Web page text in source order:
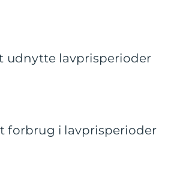
udnytte lavprisperioder
forbrug i lavprisperioder